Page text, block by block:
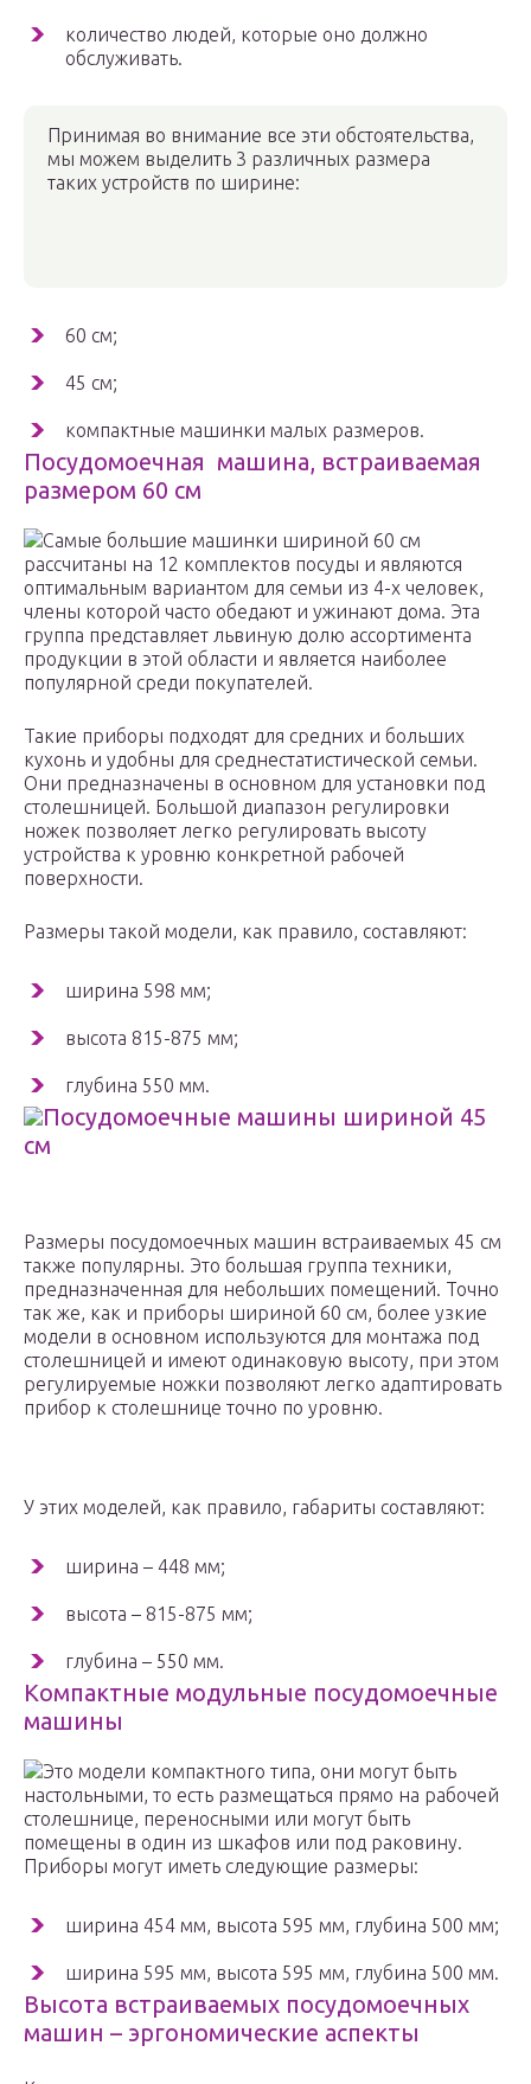
количество людей, которые оно должно
обслуживать.
Принимая во внимание все эти обстоятельства,
мы можем выделить 3 различных размера
таких устройств по ширине:
60 см;
45 см;
компактные машинки малых размеров.
Посудомоечная машина, встраиваемая
размером 60 см
Самые большие машинки шириной 60 см
рассчитаны на 12 комплектов посуды и являются
оптимальным вариантом для семьи из 4-х человек,
члены которой часто обедают и ужинают дома. Эта
группа представляет львиную долю ассортимента
продукции в этой области и является наиболее
популярной среди покупателей.
Такие приборы подходят для средних и больших
кухонь и удобны для среднестатистической семьи.
Они предназначены в основном для установки под
столешницей. Большой диапазон регулировки
ножек позволяет легко регулировать высоту
устройства к уровню конкретной рабочей
поверхности.
Размеры такой модели, как правило, составляют:
ширина 598 мм;
высота 815-875 мм;
глубина 550 мм.
Посудомоечные машины шириной 45
см
Размеры посудомоечных машин встраиваемых 45 см
также популярны. Это большая группа техники,
предназначенная для небольших помещений. Точно
так же, как и приборы шириной 60 см, более узкие
модели в основном используются для монтажа под
столешницей и имеют одинаковую высоту, при этом
регулируемые ножки позволяют легко адаптировать
прибор к столешнице точно по уровню.
У этих моделей, как правило, габариты составляют:
ширина – 448 мм;
высота – 815-875 мм;
глубина – 550 мм.
Компактные модульные посудомоечные
машины
Это модели компактного типа, они могут быть
настольными, то есть размещаться прямо на рабочей
столешнице, переносными или могут быть
помещены в один из шкафов или под раковину.
Приборы могут иметь следующие размеры:
ширина 454 мм, высота 595 мм, глубина 500 мм;
ширина 595 мм, высота 595 мм, глубина 500 мм.
Высота встраиваемых посудомоечных
машин – эргономические аспекты